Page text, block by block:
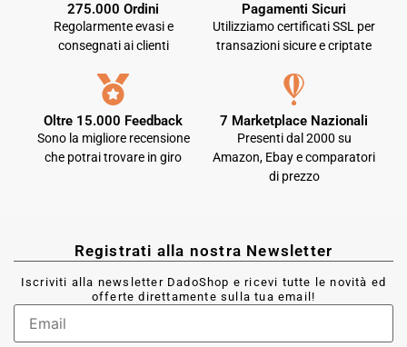
275.000 Ordini
Regolarmente evasi e
consegnati ai clienti
Pagamenti Sicuri
Utilizziamo certificati SSL per
transazioni sicure e criptate
Oltre 15.000 Feedback
Sono la migliore recensione
che potrai trovare in giro
7 Marketplace Nazionali
Presenti dal 2000 su
Amazon, Ebay e comparatori
di prezzo
Registrati alla nostra Newsletter
Iscriviti alla newsletter DadoShop e ricevi tutte le novità ed
offerte direttamente sulla tua email!